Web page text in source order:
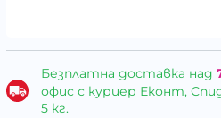
Безплатна доставка над
офис с куриер Еконт,
5 кг.